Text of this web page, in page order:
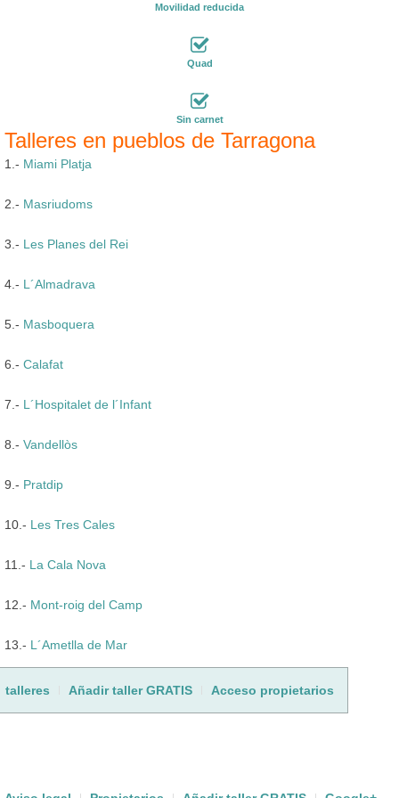
Movilidad reducida
Quad
Sin carnet
Talleres en pueblos de Tarragona
1.- Miami Platja
2.- Masriudoms
3.- Les Planes del Rei
4.- L´Almadrava
5.- Masboquera
6.- Calafat
7.- L´Hospitalet de l´Infant
8.- Vandellòs
9.- Pratdip
10.- Les Tres Cales
11.- La Cala Nova
12.- Mont-roig del Camp
13.- L´Ametlla de Mar
talleres Añadir taller GRATIS Acceso propietarios